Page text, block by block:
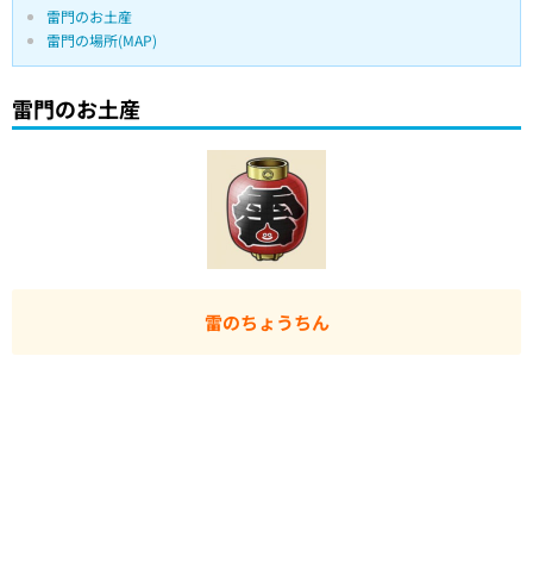
雷門のお土産
雷門の場所(MAP)
雷門のお土産
雷のちょうちん